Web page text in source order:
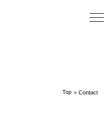
Top > Contact